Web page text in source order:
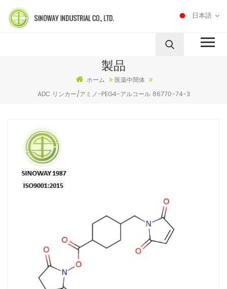
日本語
製品
ホーム
医薬中間体
ADC リンカー/アミノ-PEG4-アルコール 86770-74-3